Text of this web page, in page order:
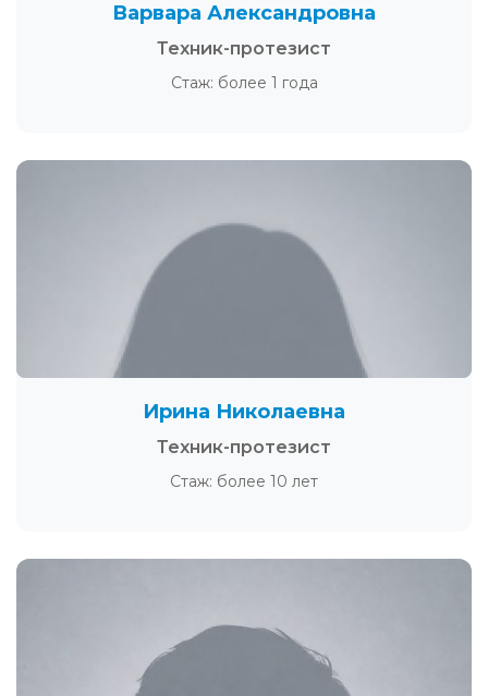
Варвара Александровна
Техник-протезист
Стаж: более 1 года
Ирина Николаевна
Техник-протезист
Стаж: более 10 лет